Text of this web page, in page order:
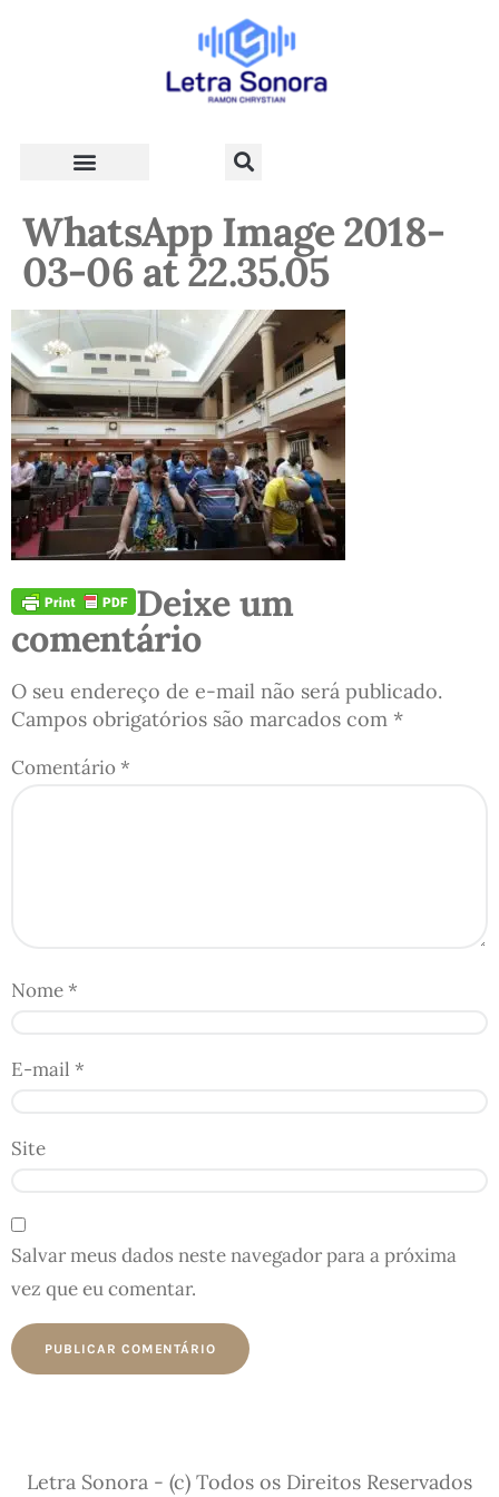
WhatsApp Image 2018-
03-06 at 22.35.05
Deixe um
comentário
O seu endereço de e-mail não será publicado.
Campos obrigatórios são marcados com *
Comentário*
Nome*
E-mail *
Site
Salvar meus dados neste navegador para a próxima
vez que eu comentar.
Letra Sonora - (c) Todos os Direitos Reservados